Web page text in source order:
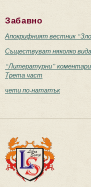
Забавно
Апокрифният вестник
Съществуват няколко
“Литературни”
Трета част
чети по-нататък